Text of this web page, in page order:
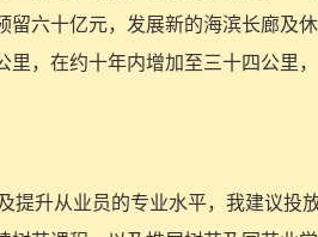
六十亿元，发展新的海滨长廊及
，在约十年内增加至三十四公里
提升从业员的专业水平，我建议投